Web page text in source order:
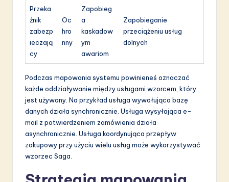
Przeka
źnik
zabezp
ieczają
cy
Oc
hro
nny
Zapobieg
a
kaskadow
ym
awariom
Zapobieganie
przeciążeniu usług
dolnych
Podczas mapowania systemu powinieneś oznaczać
każde oddziaływanie między usługami wzorcem, który
jest używany. Na przykład usługa wywołująca bazę
danych działa synchronicznie. Usługa wysyłająca e-
mail z potwierdzeniem zamówienia działa
asynchronicznie. Usługa koordynująca przepływ
zakupowy przy użyciu wielu usług może wykorzystywać
wzorzec Saga.